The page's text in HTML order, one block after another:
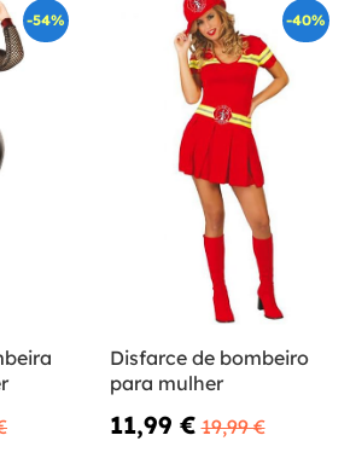
-54% -40%
Disfarce de bombeiro
para mulher
11,99 € 19,99 €